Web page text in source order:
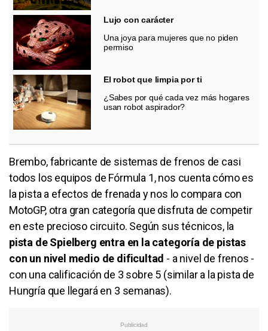
Lujo con carácter
Una joya para mujeres que no piden
permiso
El robot que limpia por ti
¿Sabes por qué cada vez más hogares
usan robot aspirador?
Brembo, fabricante de sistemas de frenos de casi
todos los equipos de Fórmula 1, nos cuenta cómo es
la pista a efectos de frenada y nos lo compara con
MotoGP, otra gran categoría que disfruta de competir
en este precioso circuito. Según sus técnicos, la
pista de Spielberg entra en la categoría de pistas
con un nivel medio de dificultad - a nivel de frenos -
con una calificación de 3 sobre 5 (similar a la pista de
Hungría que llegará en 3 semanas).